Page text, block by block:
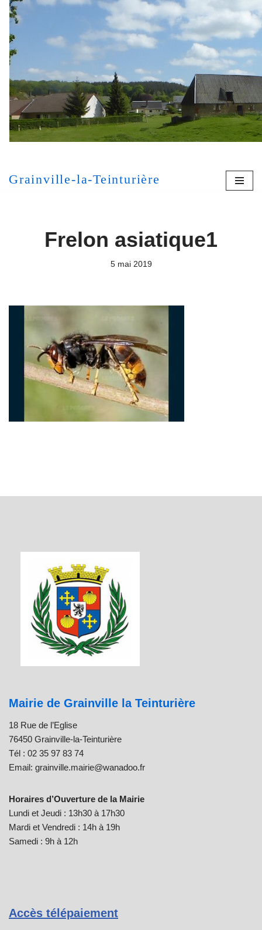
Aller
au
contenu
Grainville-la-Teinturière
Frelon asiatique1
5 mai 2019
Mairie de Grainville la Teinturière
18 Rue de l’Eglise
76450 Grainville-la-Teinturière
Tél : 02 35 97 83 74
Email: grainville.mairie@wanadoo.fr
Horaires d’Ouverture de la Mairie
Lundi et Jeudi : 13h30 à 17h30
Mardi et Vendredi : 14h à 19h
Samedi : 9h à 12h
Accès télépaiement